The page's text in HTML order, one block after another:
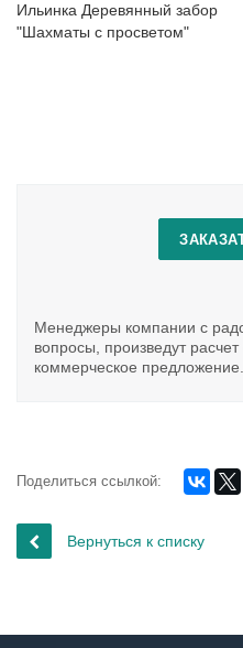
Ильинка Деревянный забор
"Шахматы с просветом"
Менеджеры компании с
вопросы, произведут расчет
коммерческое предложение.
Поделиться ссылкой:
Вернуться к списку